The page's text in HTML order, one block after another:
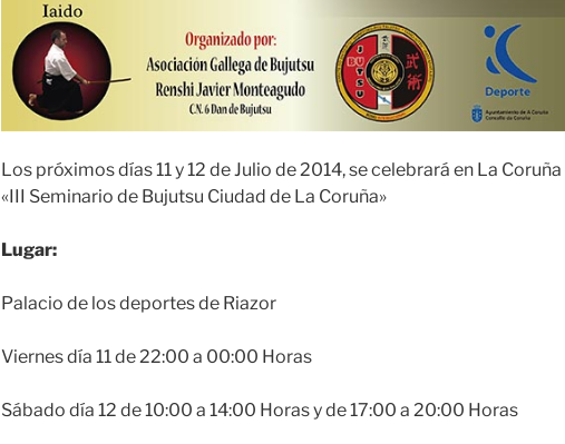
Los próximos días 11 y 12 de Julio de 2014, se celebrará en La Coruña
«III Seminario de Bujutsu Ciudad de La Coruña»
Lugar:
Palacio de los deportes de Riazor
Viernes día 11 de 22:00 a 00:00 Horas
Sábado día 12 de 10:00 a 14:00 Horas y de 17:00 a 20:00 Horas